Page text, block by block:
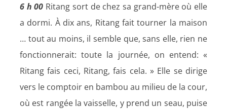
6 h 00 Ritang sort de chez sa grand-mère où elle
a dormi. À dix ans, Ritang fait tourner la maison
… tout au moins, il semble que, sans elle, rien ne
fonctionnerait: toute la journée, on entend: «
Ritang fais ceci, Ritang, fais cela. » Elle se dirige
vers le comptoir en bambou au milieu de la cour,
où est rangée la vaisselle, y prend un seau, puise